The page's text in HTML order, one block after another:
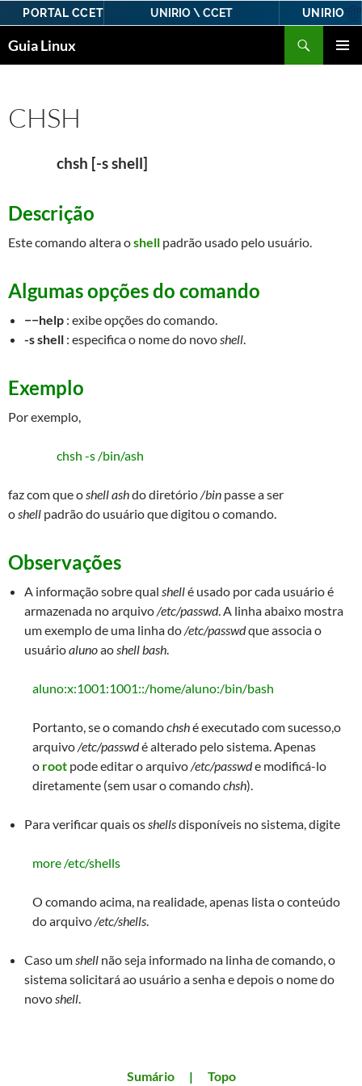
PORTAL CCET UNIRIO \ CCET UNIRIO
para
Guia Linux
CHSH
chsh [-s shell]
Descrição
Este comando altera oshell padrão usado pelo usuário.
Algumas opções do comando
−−help : exibe opções do comando.
-s shell : especifica o nome do novoshell.
Exemplo
Por exemplo,
chsh -s /bin/ash
faz com que oshell ashdo diretório/bin passe a ser
oshell padrão do usuário que digitou o comando.
Observações
A informação sobre qual shellé usado por cada usuário é
armazenada no arquivo/etc/passwd. A linha abaixo mostra
um exemplo de uma linha do/etc/passwdque associa o
usuárioalunoaoshell bash.
aluno:x:1001:1001::/home/aluno:/bin/bash
Portanto, se o comandochshé executado com sucesso,o
arquivo/etc/passwdé alterado pelo sistema. Apenas
o root pode editar o arquivo/etc/passwde modificá-lo
diretamente (sem usar o comandochsh).
Para verificar quais osshellsdisponíveis no sistema, digite
more /etc/shells
O comando acima, na realidade, apenas lista o conteúdo
do arquivo/etc/shells.
Caso umshell não seja informado na linha de comando, o
sistema solicitará ao usuário a senha e depois o nome do
novoshell.
Sumário | Topo